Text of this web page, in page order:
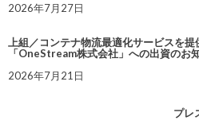
2026年7月27日
上組／コンテナ物流最適化サービスを
「OneStream株式会社」への出資のお
2026年7月21日
プレ